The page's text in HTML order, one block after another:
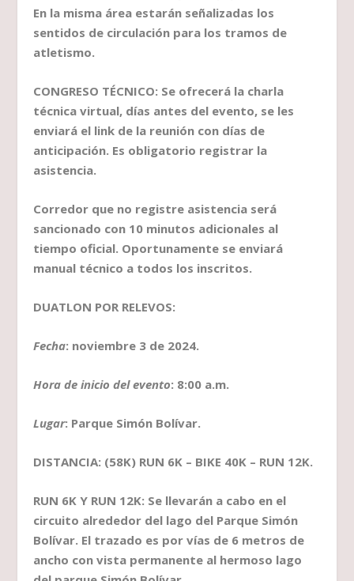
En la misma área estarán señalizadas los
sentidos de circulación para los tramos de
atletismo.
CONGRESO TÉCNICO: Se ofrecerá la charla
técnica virtual, días antes del evento, se les
enviará el link de la reunión con días de
anticipación. Es obligatorio registrar la
asistencia.
Corredor que no registre asistencia será
sancionado con 10 minutos adicionales al
tiempo oficial. Oportunamente se enviará
manual técnico a todos los inscritos.
DUATLON POR RELEVOS:
Fecha: noviembre 3 de 2024.
Hora de inicio del evento: 8:00 a.m.
Lugar: Parque Simón Bolívar.
DISTANCIA: (58K) RUN 6K – BIKE 40K – RUN 12K.
RUN 6K Y RUN 12K: Se llevarán a cabo en el
circuito alrededor del lago del Parque Simón
Bolívar. El trazado es por vías de 6 metros de
ancho con vista permanente al hermoso lago